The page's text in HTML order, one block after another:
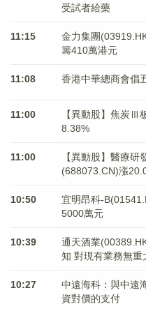
受試者給藥
11:15
金力集團
籌410萬港元
11:08 香港中華總商會倡
11:00
【異動股】焦炭Ⅲ
8.38%
11:00
【異動股】醫療
(688073.CN)漲
10:50
宜明昂科-
5000萬元
10:39
通天酒業
知 對現有業務無重
10:27
中遠海科：與中遠
資對價的支付